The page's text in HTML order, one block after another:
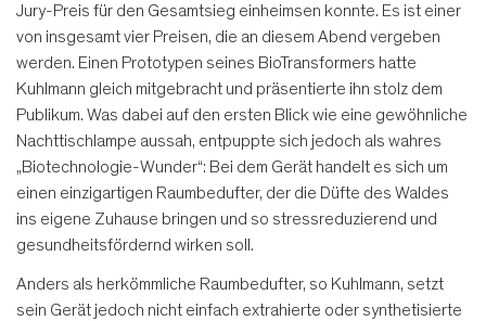
Jury-Preis für den Gesamtsieg einheimsen konnte. Es ist einer
von insgesamt vier Preisen, die an diesem Abend vergeben
werden. Einen Prototypen seines BioTransformers hatte
Kuhlmann gleich mitgebracht und präsentierte ihn stolz dem
Publikum. Was dabei auf den ersten Blick wie eine gewöhnliche
Nachttischlampe aussah, entpuppte sich jedoch als wahres
„Biotechnologie-Wunder“: Bei dem Gerät handelt es sich um
einen einzigartigen Raumbedufter, der die Düfte des Waldes
ins eigene Zuhause bringen und so stressreduzierend und
gesundheitsfördernd wirken soll.
Anders als herkömmliche Raumbedufter, so Kuhlmann, setzt
sein Gerät jedoch nicht einfach extrahierte oder synthetisierte